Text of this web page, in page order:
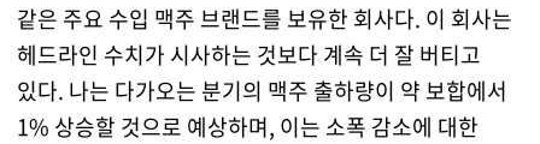
같은 주요 수입 맥주 브랜드를 보유한 회사다. 이 회사는
헤드라인 수치가 시사하는 것보다 계속 더 잘 버티고
있다. 나는 다가오는 분기의 맥주 출하량이 약 보합에서
1% 상승할 것으로 예상하며, 이는 소폭 감소에 대한